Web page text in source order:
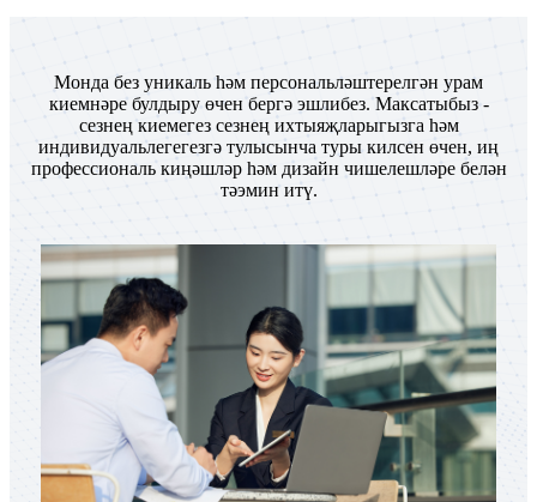
Монда без уникаль һәм персональләштерелгән урам
киемнәре булдыру өчен бергә эшлибез. Максатыбыз -
сезнең киемегез сезнең ихтыяҗларыгызга һәм
индивидуальлегегезгә тулысынча туры килсен өчен, иң
профессиональ киңәшләр һәм дизайн чишелешләре белән
тәэмин итү.